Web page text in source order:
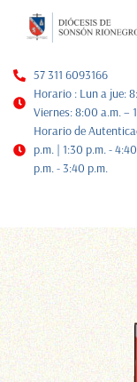
57 311 6093166
Horario : Lun a jue:
Viernes: 8:00 a.m. –
Horario de
p.m. | 1:30 p.m. -
p.m. - 3:40 p.m.